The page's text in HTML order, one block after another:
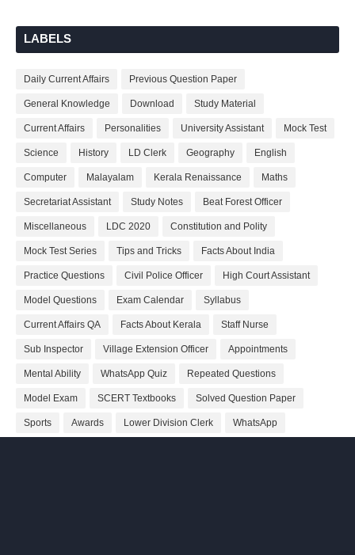
LABELS
Daily Current Affairs Previous Question Paper
General Knowledge Download Study Material
Current Affairs Personalities University Assistant Mock Test
Science History LD Clerk Geography English
Computer Malayalam Kerala Renaissance Maths
Secretariat Assistant Study Notes Beat Forest Officer
Miscellaneous LDC 2020 Constitution and Polity
Mock Test Series Tips and Tricks Facts About India
Practice Questions Civil Police Officer High Court Assistant
Model Questions Exam Calendar Syllabus
Current Affairs QA Facts About Kerala Staff Nurse
Sub Inspector Village Extension Officer Appointments
Mental Ability WhatsApp Quiz Repeated Questions
Model Exam SCERT Textbooks Solved Question Paper
Sports Awards Lower Division Clerk WhatsApp